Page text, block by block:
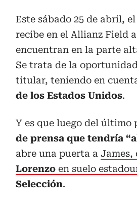
Este sábado 25 de abril,
recibe en el Allianz Field a
encuentran en la parte
Se trata de la
titular, teniendo en
de los Estados Unidos.
Y es que luego del último
de prensa que tendría
abre una puerta a James,
Lorenzo en suelo
Selección.